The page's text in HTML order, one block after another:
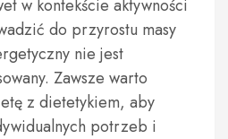
w kontekście aktywności
do przyrostu masy
nie jest
Zawsze warto
z dietetykiem, aby
potrzeb i